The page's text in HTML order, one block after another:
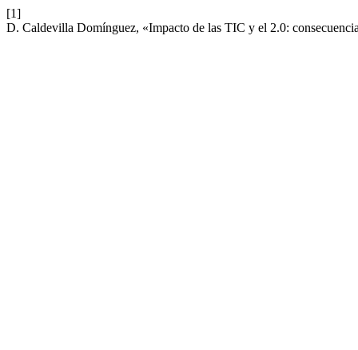
[1]
D. Caldevilla Domínguez, «Impacto de las TIC y el 2.0: